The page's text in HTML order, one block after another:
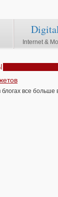
Internet &
все больше